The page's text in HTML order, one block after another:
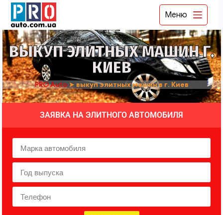
Меню
ВЫКУП ЭЛИТНЫХ МАШИН Г.
КИЕВ
PRO Auto➤ выкуп элитных машин в г. Киев
ЗАЯВКА НА ЭЛИТНОГО АВТОМОБИЛЯ